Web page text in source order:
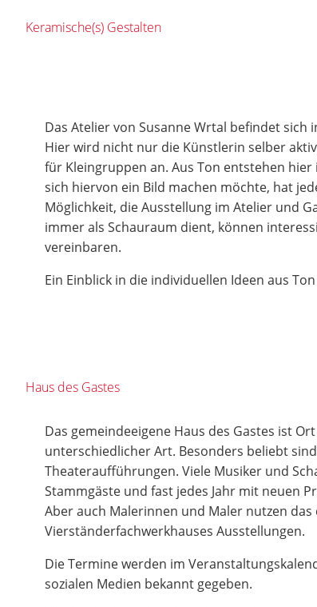
Keramische(s) Gestalten
Das Atelier von Susanne Wrtal befindet sich
Hier wird nicht nur die Künstlerin selber
für Kleingruppen an. Aus Ton entstehen
sich hiervon ein Bild machen möchte, hat
Möglichkeit, die Ausstellung im Atelier und
immer als Schauraum dient, können
vereinbaren.
Ein Einblick in die individuellen Ideen aus
Haus des Gastes
Das gemeindeeigene Haus des Gastes ist
unterschiedlicher Art. Besonders beliebt
Theateraufführungen. Viele Musiker und
Stammgäste und fast jedes Jahr mit neuen
Aber auch Malerinnen und Maler nutzen
Vierständerfachwerkhauses Ausstellungen.
Die Termine werden im
sozialen Medien bekannt gegeben.